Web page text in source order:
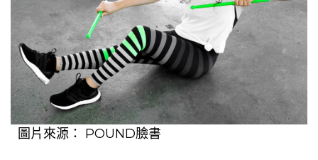
圖片來源： POUND臉書